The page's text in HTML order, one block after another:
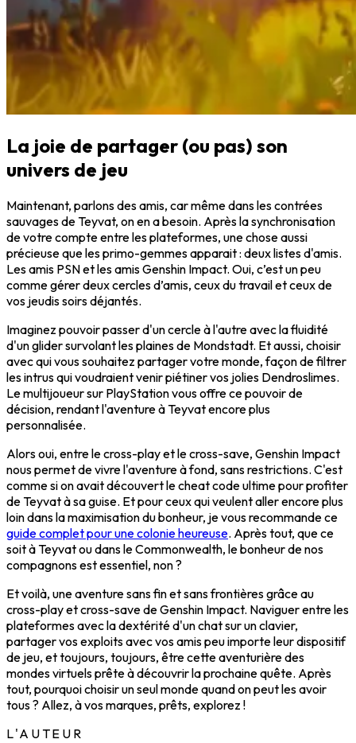
La joie de partager (ou pas) son
univers de jeu
Maintenant, parlons des amis, car même dans les contrées
sauvages de Teyvat, on en a besoin. Après la synchronisation
de votre compte entre les plateformes, une chose aussi
précieuse que les primo-gemmes apparait : deux listes d'amis.
Les amis PSN et les amis Genshin Impact. Oui, c’est un peu
comme gérer deux cercles d’amis, ceux du travail et ceux de
vos jeudis soirs déjantés.
Imaginez pouvoir passer d'un cercle à l'autre avec la fluidité
d'un glider survolant les plaines de Mondstadt. Et aussi, choisir
avec qui vous souhaitez partager votre monde, façon de filtrer
les intrus qui voudraient venir piétiner vos jolies Dendroslimes.
Le multijoueur sur PlayStation vous offre ce pouvoir de
décision, rendant l'aventure à Teyvat encore plus
personnalisée.
Alors oui, entre le cross-play et le cross-save, Genshin Impact
nous permet de vivre l'aventure à fond, sans restrictions. C'est
comme si on avait découvert le cheat code ultime pour profiter
de Teyvat à sa guise. Et pour ceux qui veulent aller encore plus
loin dans la maximisation du bonheur, je vous recommande ce
guide complet pour une colonie heureuse. Après tout, que ce
soit à Teyvat ou dans le Commonwealth, le bonheur de nos
compagnons est essentiel, non ?
Et voilà, une aventure sans fin et sans frontières grâce au
cross-play et cross-save de Genshin Impact. Naviguer entre les
plateformes avec la dextérité d'un chat sur un clavier,
partager vos exploits avec vos amis peu importe leur dispositif
de jeu, et toujours, toujours, être cette aventurière des
mondes virtuels prête à découvrir la prochaine quête. Après
tout, pourquoi choisir un seul monde quand on peut les avoir
tous ? Allez, à vos marques, prêts, explorez !
L'AUTEUR